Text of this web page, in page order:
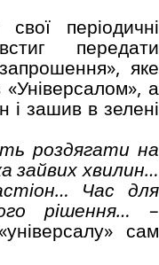
періодичні
передати
яке
а
і зашив в зелені
роздягати на
зайвиххвилин…
Час для
рішення… –
сам